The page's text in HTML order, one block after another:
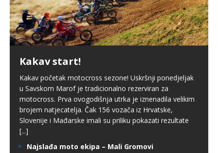
Kakav start!
Kakav početak motocross sezone! Uskršnji ponedjeljak
u Savskom Marof je tradicionalno rezerviran za
motocross. Prva ovogodišnja utrka je iznenadila velikim
brojem natjecatelja. Čak 156 vozača iz Hrvatske,
Slovenije i Mađarske imali su priliku pokazati rezultate
[...]
Najslađa moto ekipa – Mali Gromovi